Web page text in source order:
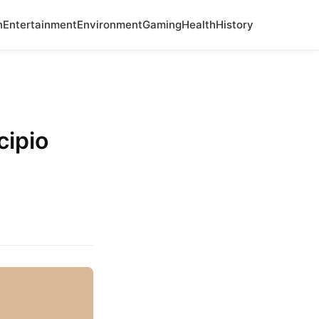
EntertainmentEnvironmentGamingHealthHistory